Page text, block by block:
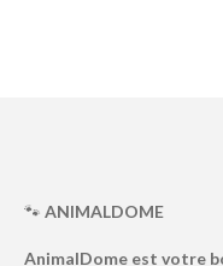
🐾 ANIMALDOME
AnimalDome est votre